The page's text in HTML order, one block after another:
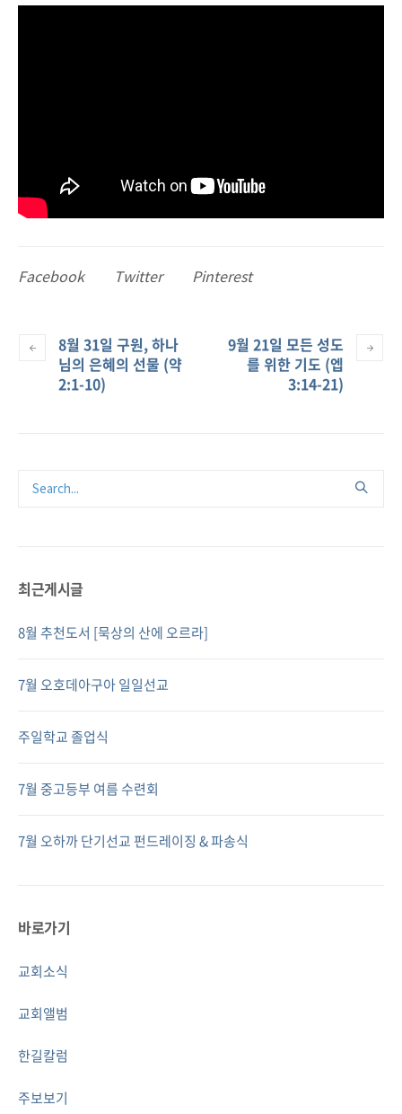
Facebook Twitter Pinterest
8월 31일 구원, 하나
님의 은혜의 선물 (약
2:1-10)
9월 21일 모든 성도
를 위한 기도 (엡
3:14-21)
최근게시글
8월 추천도서 [묵상의 산에 오르라]
7월 오호데아구아 일일선교
주일학교 졸업식
7월 중고등부 여름 수련회
7월 오하까 단기선교 펀드레이징 & 파송식
바로가기
교회소식
교회앨범
한길칼럼
주보보기